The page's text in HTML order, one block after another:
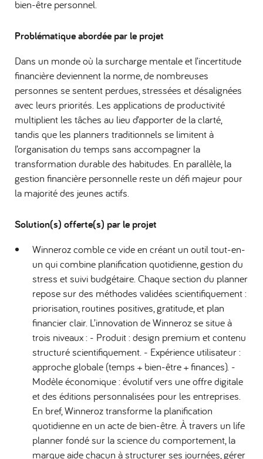
bien-être personnel.
Problématique abordée par le projet
Dans un monde où la surcharge mentale et l’incertitude
financière deviennent la norme, de nombreuses
personnes se sentent perdues, stressées et désalignées
avec leurs priorités. Les applications de productivité
multiplient les tâches au lieu d’apporter de la clarté,
tandis que les planners traditionnels se limitent à
l’organisation du temps sans accompagner la
transformation durable des habitudes. En parallèle, la
gestion financière personnelle reste un défi majeur pour
la majorité des jeunes actifs.
Solution(s) offerte(s) par le projet
Winneroz comble ce vide en créant un outil tout-en-
un qui combine planification quotidienne, gestion du
stress et suivi budgétaire. Chaque section du planner
repose sur des méthodes validées scientifiquement :
priorisation, routines positives, gratitude, et plan
financier clair. L’innovation de Winneroz se situe à
trois niveaux : - Produit : design premium et contenu
structuré scientifiquement. - Expérience utilisateur :
approche globale (temps + bien-être + finances). -
Modèle économique : évolutif vers une offre digitale
et des éditions personnalisées pour les entreprises.
En bref, Winneroz transforme la planification
quotidienne en un acte de bien-être. À travers un life
planner fondé sur la science du comportement, la
marque aide chacun à structurer ses journées, gérer